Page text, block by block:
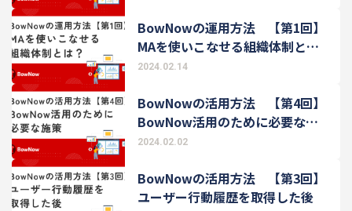
BowNowの運用方法 【第1回】
MAを使いこなせる組織体制と
は？
2024.02.14
BowNowの活用方法 【第4回】
BowNow活用のために必要な施
策
2024.02.02
BowNowの活用方法 【第3回】
ユーザー行動履歴を取得した後